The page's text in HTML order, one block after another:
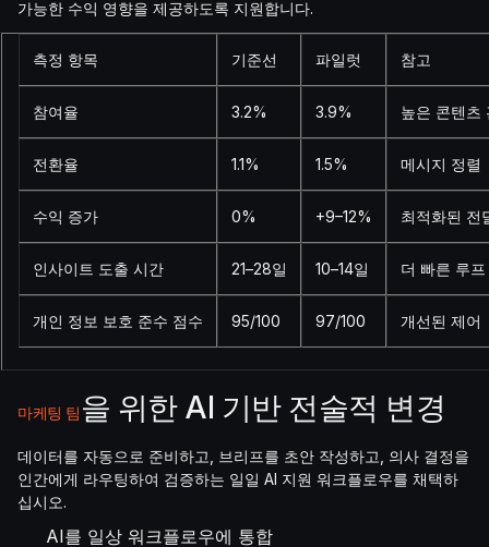
가능한 수익 영향을 제공하도록 지원합니다.
측정 항목 기준선 파일럿 참고
참여율 3.2% 3.9% 높은 콘텐츠
전환율 1.1% 1.5% 메시지 정렬
수익 증가 0% +9–12% 최적화된 전
인사이트 도출 시간 21–28일 10–14일 더 빠른 루프
개인 정보 보호 준수 점수 95/100 97/100 개선된 제어
마케팅 팀 을 위한 AI 기반 전술적 변경
데이터를 자동으로 준비하고, 브리프를 초안 작성하고, 의사 결정을
인간에게 라우팅하여 검증하는 일일 AI 지원 워크플로우를 채택하
십시오.
AI를 일상 워크플로우에 통합